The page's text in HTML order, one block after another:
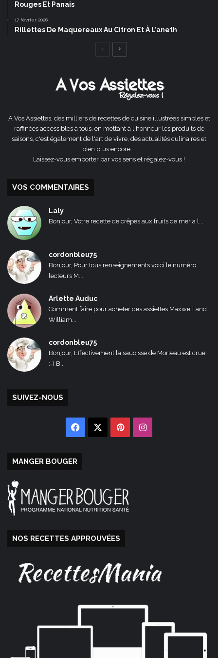
Rouges Et Panais
17 février 2026
Rillettes De Maquereaux Au Citron Et À L’aneth
Page
A Vos Assiettes, des milliers de recettes de cuisine illustrées simples et
raffinées accessibles à tous, en mettant à l'honneur les produits de
saisons, c'est également de l'art de vivre, des actualités culinaires et
bien plus encore ...
Laissez-vous emporter par vos sens et régalez-vous !
VOS COMMENTAIRES
Laly
Bonjour, Votre recette de crêpes aux fruits de mer a l...
cordonbleu75
Bonjour, Pour tous renseignements voici le numéro
lecteurs M...
Arlette Auduc
Comment faire pour acheter des assiettes Maxwell and
William...
cordonbleu75
Bonjour, Effectivement la saucisse de Morteau est crue
:-) B...
SUIVEZ-NOUS
Facebook PinterestInstagram
MANGER BOUGER
NOS RECETTES APPROUVÉES